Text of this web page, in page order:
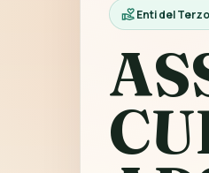
Enti del